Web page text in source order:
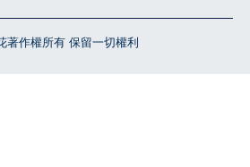
著作權所有 保留一切權利